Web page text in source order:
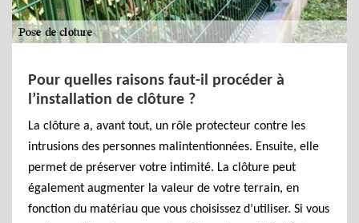
Pour quelles raisons faut-il procéder à
l’installation de clôture ?
La clôture a, avant tout, un rôle protecteur contre les
intrusions des personnes malintentionnées. Ensuite, elle
permet de préserver votre intimité. La clôture peut
également augmenter la valeur de votre terrain, en
fonction du matériau que vous choisissez d’utiliser. Si vous